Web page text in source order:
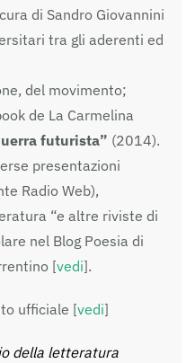
di Sandro Giovannini
tra gli aderenti ed
del movimento;
de La Carmelina
futurista” (2014).
presentazioni
Radio Web),
“e altre riviste di
nel Blog Poesia di
[vedi].
ufficiale [vedi]
della letteratura